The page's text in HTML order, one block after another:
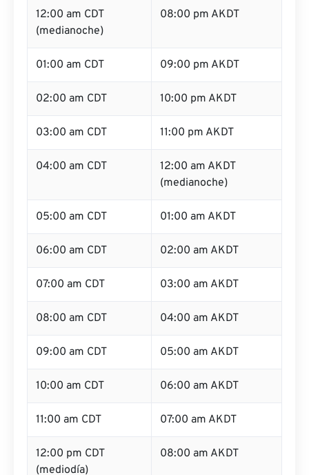
12:00 am CDT
(medianoche)
08:00 pm AKDT
01:00 am CDT 09:00 pm AKDT
02:00 am CDT 10:00 pm AKDT
03:00 am CDT 11:00 pm AKDT
04:00 am CDT
12:00 am AKDT
(medianoche)
05:00 am CDT 01:00 am AKDT
06:00 am CDT 02:00 am AKDT
07:00 am CDT 03:00 am AKDT
08:00 am CDT 04:00 am AKDT
09:00 am CDT 05:00 am AKDT
10:00 am CDT 06:00 am AKDT
11:00 am CDT 07:00 am AKDT
12:00 pm CDT
(mediodía)
08:00 am AKDT